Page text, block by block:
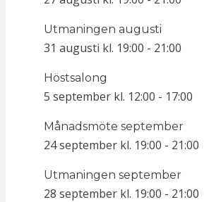
Utmaningen augusti
31 augusti kl. 19:00 - 21:00
Höstsalong
5 september kl. 12:00 - 17:00
Månadsmöte september
24 september kl. 19:00 - 21:00
Utmaningen september
28 september kl. 19:00 - 21:00